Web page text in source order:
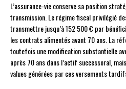
L’assurance-vie conserve sa position
transmission. Le régime fiscal privilégié
transmettre jusqu’à 152 500 € par
les contrats alimentés avant 70 ans. La
toutefois une modification substantielle
après 70 ans dans l’actif successoral,
values générées par ces versements